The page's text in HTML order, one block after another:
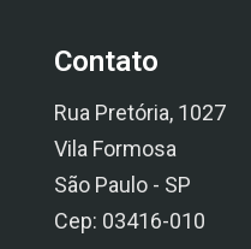
Contato
Rua Pretória, 1027
Vila Formosa
São Paulo - SP
Cep: 03416-010